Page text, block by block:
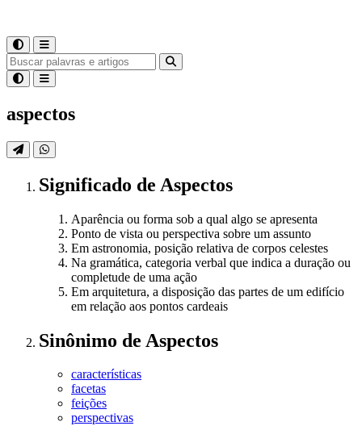
aspectos
Significado de Aspectos
Aparência ou forma sob a qual algo se apresenta
Ponto de vista ou perspectiva sobre um assunto
Em astronomia, posição relativa de corpos celestes
Na gramática, categoria verbal que indica a duração ou
completude de uma ação
Em arquitetura, a disposição das partes de um edifício
em relação aos pontos cardeais
Sinônimo de Aspectos
características
facetas
feições
perspectivas